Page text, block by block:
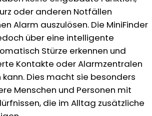
oder anderen Notfällen
Alarm auszulösen. Die MiniFinder
über eine intelligente
Stürze erkennen und
Kontakte oder Alarmzentralen
Dies macht sie besonders
Menschen und Personen mit
die im Alltag zusätzliche